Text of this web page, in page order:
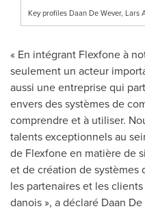
Key profiles Daan De Wever, Lars
« En intégrant Flexfone à
seulement un acteur
aussi une entreprise qui
envers des systèmes de
comprendre et à utiliser.
talents exceptionnels au
de Flexfone en matière de
et de création de
les partenaires et les
danois », a déclaré Daan